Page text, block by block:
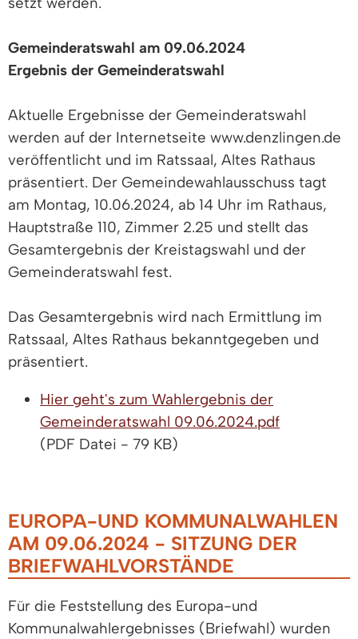
Gemeinderatswahl am 09.06.2024
Ergebnis der Gemeinderatswahl
Aktuelle Ergebnisse der Gemeinderatswahl
werden auf der Internetseite www.denzlingen.de
veröffentlicht und im Ratssaal, Altes Rathaus
präsentiert. Der Gemeindewahlausschuss tagt
am Montag, 10.06.2024, ab 14 Uhr im Rathaus,
Hauptstraße 110, Zimmer 2.25 und stellt das
Gesamtergebnis der Kreistagswahl und der
Gemeinderatswahl fest.
Das Gesamtergebnis wird nach Ermittlung im
Ratssaal, Altes Rathaus bekanntgegeben und
präsentiert.
Hier geht's zum Wahlergebnis der
Gemeinderatswahl 09.06.2024.pdf
(PDF Datei - 79 KB)
EUROPA-UND KOMMUNALWAHLEN
AM 09.06.2024 - SITZUNG DER
BRIEFWAHLVORSTÄNDE
Für die Feststellung des Europa-und
Kommunalwahlergebnisses (Briefwahl) wurden